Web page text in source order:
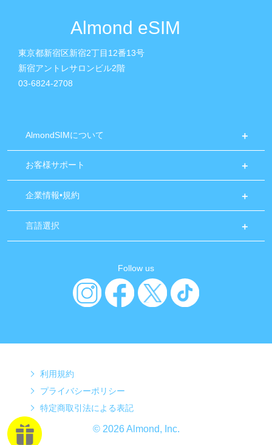
Almond eSIM
東京都新宿区新宿2丁目12番13号
新宿アントレサロンビル2階
03-6824-2708
AlmondSIMについて
お客様サポート
企業情報•規約
言語選択
Follow us
利用規約
プライバシーポリシー
特定商取引法による表記
© 2026 Almond, Inc.